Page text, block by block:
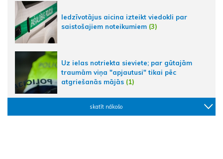
Iedzīvotājus aicina izteikt viedokli par
saistošajiem noteikumiem (3)
Uz ielas notriekta sieviete; par gūtajām
traumām viņa "apjautusi" tikai pēc
atgriešanās mājās (1)
skatīt nākošo